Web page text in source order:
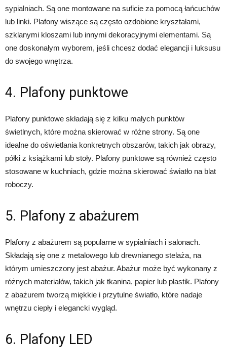
sypialniach. Są one montowane na suficie za pomocą łańcuchów
lub linki. Plafony wiszące są często ozdobione kryształami,
szklanymi kloszami lub innymi dekoracyjnymi elementami. Są
one doskonałym wyborem, jeśli chcesz dodać elegancji i luksusu
do swojego wnętrza.
4. Plafony punktowe
Plafony punktowe składają się z kilku małych punktów
świetlnych, które można skierować w różne strony. Są one
idealne do oświetlania konkretnych obszarów, takich jak obrazy,
półki z książkami lub stoły. Plafony punktowe są również często
stosowane w kuchniach, gdzie można skierować światło na blat
roboczy.
5. Plafony z abażurem
Plafony z abażurem są popularne w sypialniach i salonach.
Składają się one z metalowego lub drewnianego stelaża, na
którym umieszczony jest abażur. Abażur może być wykonany z
różnych materiałów, takich jak tkanina, papier lub plastik. Plafony
z abażurem tworzą miękkie i przytulne światło, które nadaje
wnętrzu ciepły i elegancki wygląd.
6. Plafony LED